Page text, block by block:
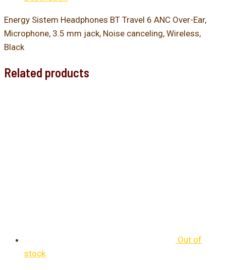
Energy Sistem Headphones BT Travel 6 ANC Over-Ear,
Microphone, 3.5 mm jack, Noise canceling, Wireless,
Black
Related products
Out of
stock